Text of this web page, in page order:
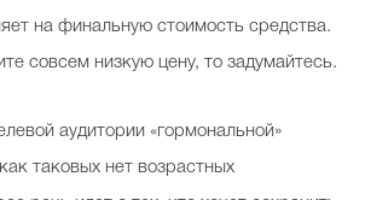
на финальную стоимость средства.
совсем низкую цену, то задумайтесь.
аудитории «гормональной»
таковых нет возрастных